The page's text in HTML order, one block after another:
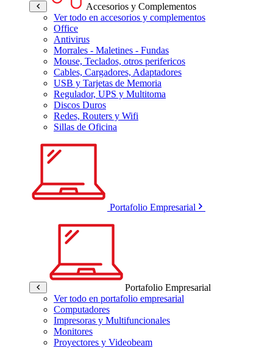
Accesorios y Complementos
Ver todo en accesorios y complementos
Office
Antivirus
Morrales - Maletines - Fundas
Mouse, Teclados, otros perifericos
Cables, Cargadores, Adaptadores
USB y Tarjetas de Memoria
Regulador, UPS y Multitoma
Discos Duros
Redes, Routers y Wifi
Sillas de Oficina
Portafolio Empresarial
Portafolio Empresarial
Ver todo en portafolio empresarial
Computadores
Impresoras y Multifuncionales
Monitores
Proyectores y Videobeam